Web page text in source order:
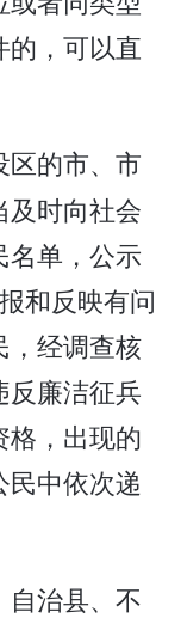
的，可以直
的市、市
及时向社会
名单，公示
和反映有问
，经调查核
反廉洁征兵
格，出现的
中依次递
治县、不